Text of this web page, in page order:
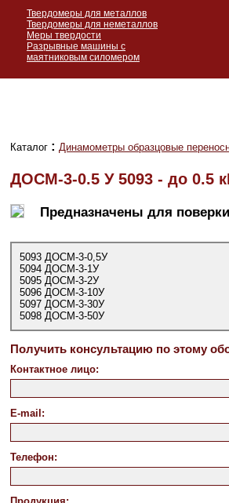
Твердомеры для металлов
Твердомеры для неметаллов
Меры твердости
Разрывные машины с
маятниковым силомером
Каталог : Динамометры образцовые
ДОСМ-3-0.5 У 5093 - до 0.5
Предназначены для
5093 ДОСМ-3-0,5У
5094 ДОСМ-3-1У
5095 ДОСМ-3-2У
5096 ДОСМ-3-10У
5097 ДОСМ-3-30У
5098 ДОСМ-3-50У
Получить консультацию по этому
Контактное лицо:
E-mail:
Телефон: